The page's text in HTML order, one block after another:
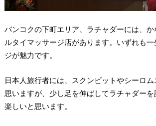
バンコクの下町エリア、ラチャダーには、
ルタイマッサージ店があります。いずれも
ジが魅力です。
日本人旅行者には、スクンビットやシーロム
思いますが、少し足を伸ばしてラチャダーを
楽しいと思います。